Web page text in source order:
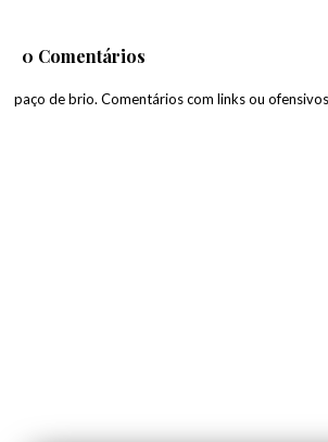
0 Comentários
paço de brio. Comentários com links ou